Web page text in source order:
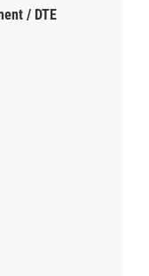
/ DTE